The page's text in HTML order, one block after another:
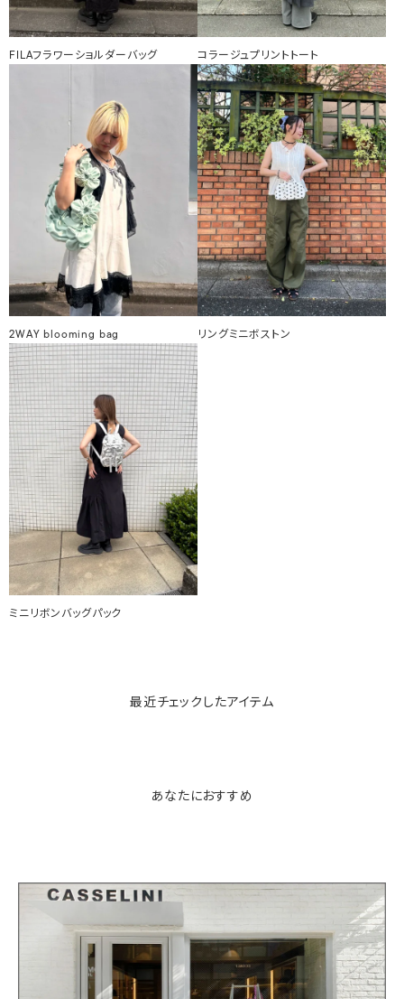
FILAフラワーショルダーバッグ コラージュプリントトート
2WAY blooming bag リングミニボストン
ミニリボンバッグパック
最近チェックしたアイテム
あなたにおすすめ